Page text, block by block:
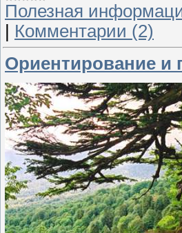
Полезная
| Комментарии (2)
Ориентирование и